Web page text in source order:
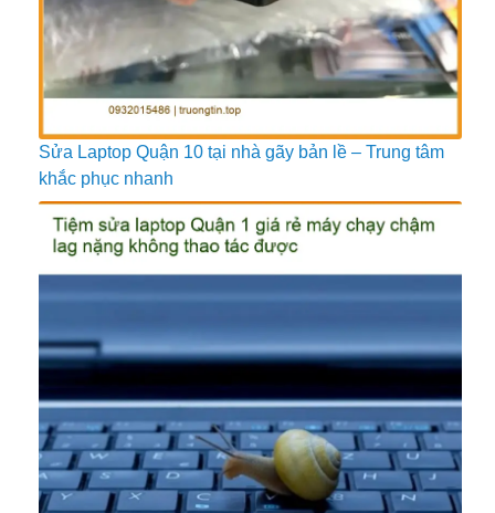
Sửa Laptop Quận 10 tại nhà gãy bản lề – Trung tâm
khắc phục nhanh